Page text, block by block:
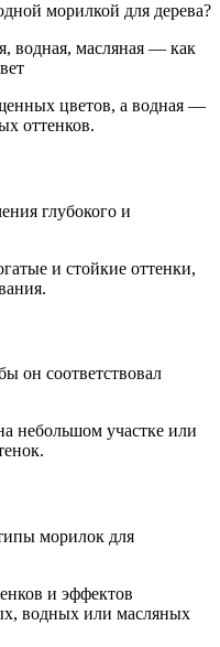
морилкой для дерева?
цветов, а водная —
оттенков.
глубокого и
и стойкие оттенки,
он соответствовал
небольшом участке или
морилок для
и эффектов
водных или масляных